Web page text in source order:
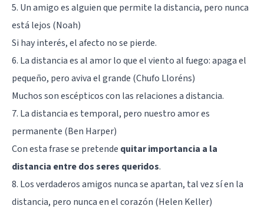
5. Un amigo es alguien que permite la distancia, pero nunca
está lejos (Noah)
Si hay interés, el afecto no se pierde.
6. La distancia es al amor lo que el viento al fuego: apaga el
pequeño, pero aviva el grande (Chufo Lloréns)
Muchos son escépticos con las relaciones a distancia.
7. La distancia es temporal, pero nuestro amor es
permanente (Ben Harper)
Con esta frase se pretende quitar importancia a la
distancia entre dos seres queridos.
8. Los verdaderos amigos nunca se apartan, tal vez sí en la
distancia, pero nunca en el corazón (Helen Keller)